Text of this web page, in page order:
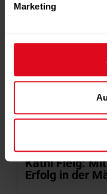
Marketing
Fitness , FT215 ,
15.07.2025
Kathi Fleig:
Erfolg in der